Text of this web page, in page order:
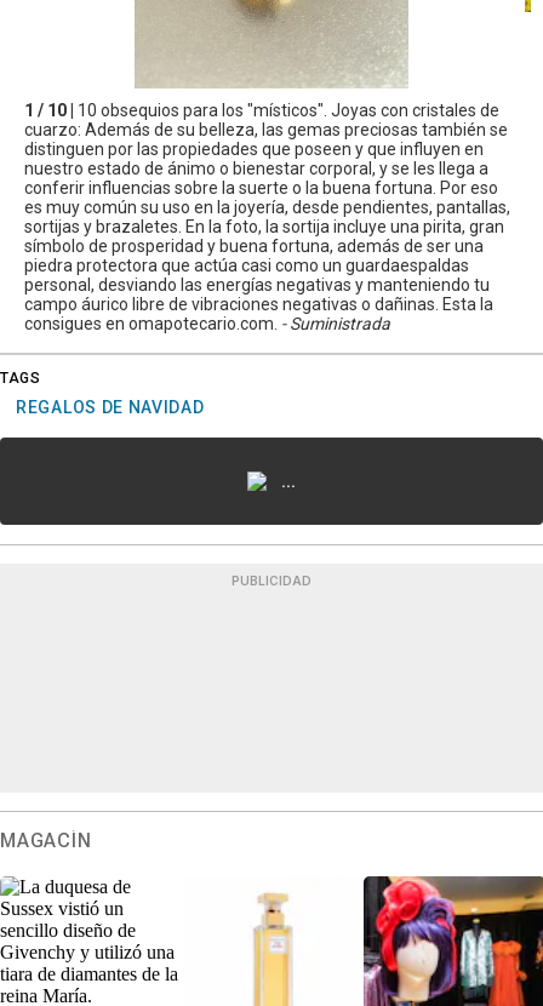
1 / 10 | 10 obsequios para los "místicos". Joyas con cristales de
cuarzo: Además de su belleza, las gemas preciosas también se
distinguen por las propiedades que poseen y que influyen en
nuestro estado de ánimo o bienestar corporal, y se les llega a
conferir influencias sobre la suerte o la buena fortuna. Por eso
es muy común su uso en la joyería, desde pendientes, pantallas,
sortijas y brazaletes. En la foto, la sortija incluye una pirita, gran
símbolo de prosperidad y buena fortuna, además de ser una
piedra protectora que actúa casi como un guardaespaldas
personal, desviando las energías negativas y manteniendo tu
campo áurico libre de vibraciones negativas o dañinas. Esta la
consigues en omapotecario.com. - Suministrada
TAGS
REGALOS DE NAVIDAD
...
PUBLICIDAD
MAGACÍN